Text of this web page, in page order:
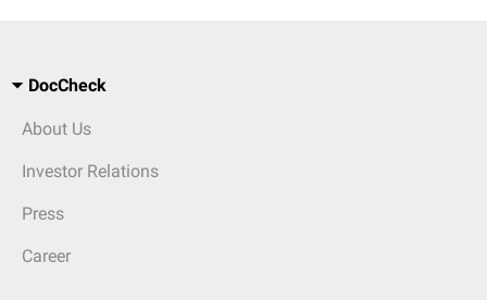
DocCheck
About Us
Investor Relations
Press
Career